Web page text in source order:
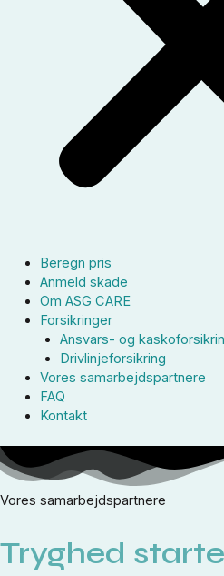
Beregn pris
Anmeld skade
Om ASG CARE
Forsikringer
Ansvars- og
Drivlinjeforsikring
Vores samarbejdspartnere
FAQ
Kontakt
Vores samarbejdspartnere
Tryghed